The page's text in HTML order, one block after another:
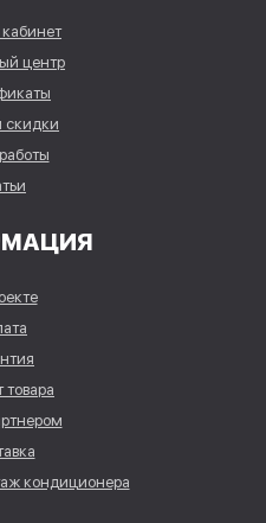
центр
скидки
товара
кондиционера